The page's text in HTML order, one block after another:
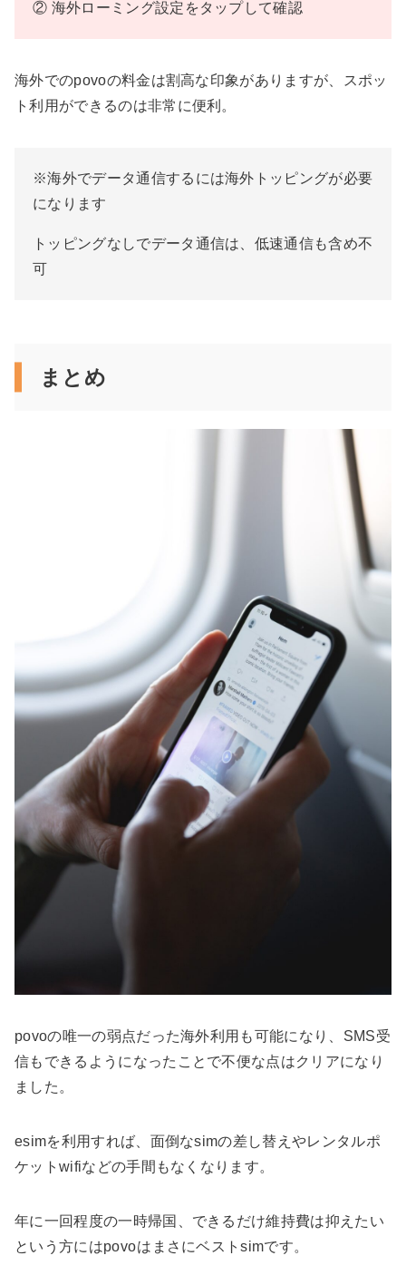
② 海外ローミング設定をタップして確認
海外でのpovoの料金は割高な印象がありますが、スポッ
ト利用ができるのは非常に便利。
※海外でデータ通信するには海外トッピングが必要
になります
トッピングなしでデータ通信は、低速通信も含め不
可
まとめ
povoの唯一の弱点だった海外利用も可能になり、SMS受
信もできるようになったことで不便な点はクリアになり
ました。
esimを利用すれば、面倒なsimの差し替えやレンタルポ
ケットwifiなどの手間もなくなります。
年に一回程度の一時帰国、できるだけ維持費は抑えたい
という方にはpovoはまさにベストsimです。